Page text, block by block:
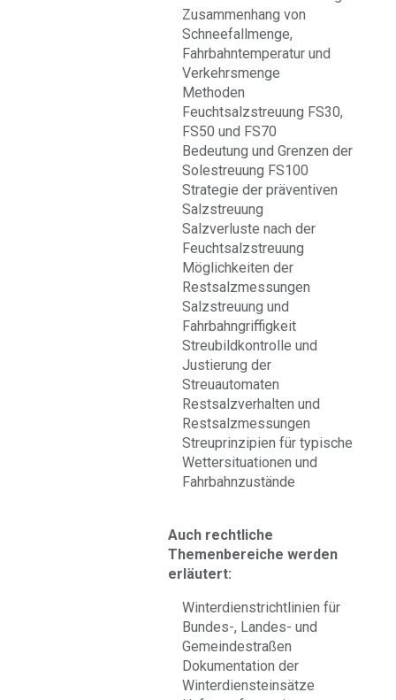
Zusammenhang von
Schneefallmenge,
Fahrbahntemperatur und
Verkehrsmenge
Methoden
Feuchtsalzstreuung FS30,
FS50 und FS70
Bedeutung und Grenzen der
Solestreuung FS100
Strategie der präventiven
Salzstreuung
Salzverluste nach der
Feuchtsalzstreuung
Möglichkeiten der
Restsalzmessungen
Salzstreuung und
Fahrbahngriffigkeit
Streubildkontrolle und
Justierung der
Streuautomaten
Restsalzverhalten und
Restsalzmessungen
Streuprinzipien für typische
Wettersituationen und
Fahrbahnzustände
Auch rechtliche
Themenbereiche werden
erläutert:
Winterdienstrichtlinien für
Bundes-, Landes- und
Gemeindestraßen
Dokumentation der
Winterdiensteinsätze